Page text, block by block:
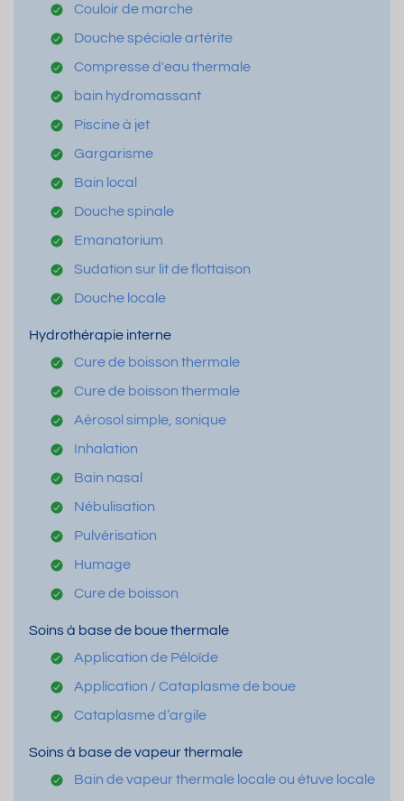
Couloir de marche
Douche spéciale artérite
Compresse d'eau thermale
bain hydromassant
Piscine à jet
Gargarisme
Bain local
Douche spinale
Emanatorium
Sudation sur lit de flottaison
Douche locale
Hydrothérapie interne
Cure de boisson thermale
Cure de boisson thermale
Aérosol simple, sonique
Inhalation
Bain nasal
Nébulisation
Pulvérisation
Humage
Cure de boisson
Soins à base de boue thermale
Application de Péloïde
Application / Cataplasme de boue
Cataplasme d’argile
Soins à base de vapeur thermale
Bain de vapeur thermale locale ou étuve locale